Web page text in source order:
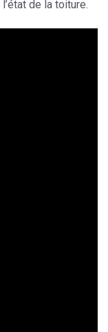
l’état de la toiture.